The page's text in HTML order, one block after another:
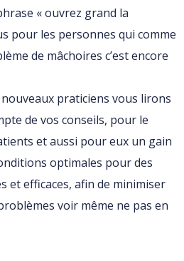
« ouvrez grand la
pour les personnes qui comme
de mâchoires c’est encore
nouveaux praticiens vous lirons
de vos conseils, pour le
et aussi pour eux un gain
optimales pour des
et efficaces, afin de minimiser
voir même ne pas en